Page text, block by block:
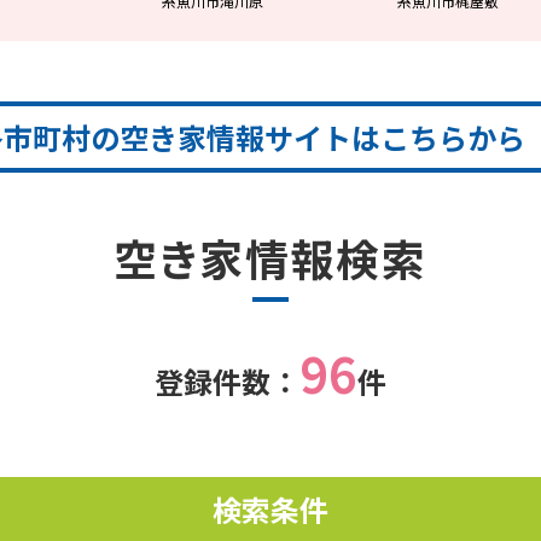
町村の空き家情報サイトはこちらから
空き家情報検索
登録件数： 96件
検索条件